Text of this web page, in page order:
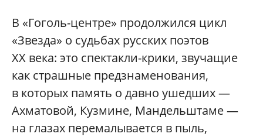
В «Гоголь-центре» продолжился цикл
«Звезда» о судьбах русских поэтов
XX века: это спектакли-крики, звучащие
как страшные предзнаменования,
в которых память о давно ушедших —
Ахматовой, Кузмине, Мандельштаме —
на глазах перемалывается в пыль,